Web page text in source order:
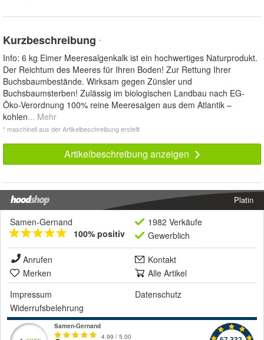
Kurzbeschreibung *
Info: 6 kg Eimer Meeresalgenkalk ist ein hochwertiges Naturprodukt.
Der Reichtum des Meeres für Ihren Boden! Zur Rettung Ihrer
Buchsbaumbestände. Wirksam gegen Zünsler und
Buchsbaumsterben! Zulässig im biologischen Landbau nach EG-
Öko-Verordnung 100% reine Meeresalgen aus dem Atlantik –
kohlen... Mehr
* maschinell aus der Artikelbeschreibung erstellt
Artikelbeschreibung anzeigen
Platin
Samen-Gernand
100% positiv
1982 Verkäufe
Gewerblich
Anrufen
Kontakt
Merken
Alle Artikel
Impressum
Datenschutz
Widerrufsbelehrung